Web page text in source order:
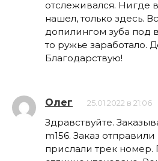
отслеживался. Нигде
нашел, только здесь.
допилингом зуба под
то ружье заработало.
Благодарствую!
Олег 25.01.2022 в 21:06
Здравствуйте.
m156. Заказ
прислали трек